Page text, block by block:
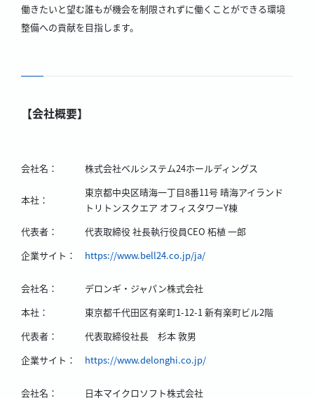
働きたいと望む誰もが機会を制限されずに働くことができる環境
整備への貢献を目指します。
【会社概要】
会社名： 株式会社ベルシステム24ホールディングス
本社：
東京都中央区晴海一丁目8番11号 晴海アイランド
トリトンスクエア オフィスタワーY棟
代表者：
代表取締役 社長執行役員CEO 柘植 一郎
企業サイト：
https://www.bell24.co.jp/ja/
会社名：
デロンギ・ジャパン株式会社
本社：
東京都千代田区有楽町1-12-1 新有楽町ビル2階
代表者：
代表取締役社長 杉本 敦男
企業サイト：
https://www.delonghi.co.jp/
会社名： 日本マイクロソフト株式会社